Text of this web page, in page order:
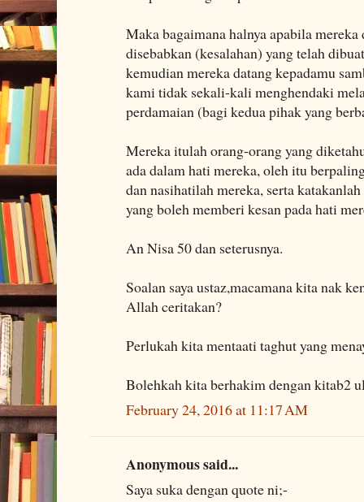
Maka bagaimana halnya apabila
disebabkan (kesalahan) yang telah
kemudian mereka datang kepadamu
kami tidak sekali-kali menghendaki
perdamaian (bagi kedua pihak yang
Mereka itulah orang-orang yang
ada dalam hati mereka, oleh itu
dan nasihatilah mereka, serta
yang boleh memberi kesan pada hati
An Nisa 50 dan seterusnya.
Soalan saya ustaz,macamana kita nak
Allah ceritakan?
Perlukah kita mentaati taghut yang
Bolehkah kita berhakim dengan kitab2
February 24, 2016 at 11:17 AM
Anonymous said...
Saya suka dengan quote ni;-